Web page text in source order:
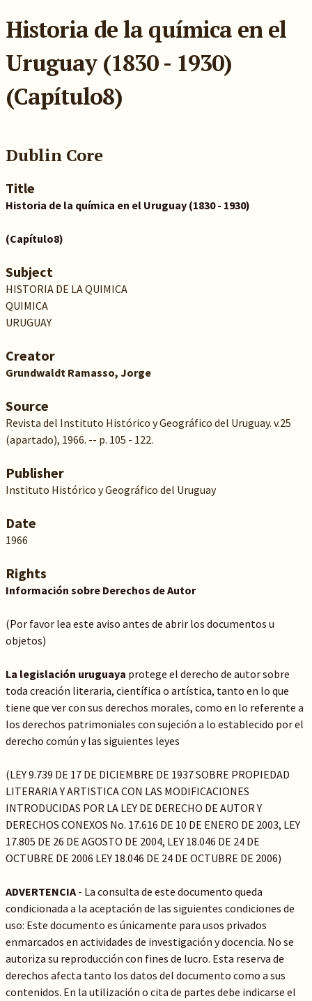
Historia de la química en el
Uruguay (1830 - 1930)
(Capítulo8)
Dublin Core
Title
Historia de la química en el Uruguay (1830 - 1930)
(Capítulo8)
Subject
HISTORIA DE LA QUIMICA
QUIMICA
URUGUAY
Creator
Grundwaldt Ramasso, Jorge
Source
Revista del Instituto Histórico y Geográfico del Uruguay. v.25
(apartado), 1966. -- p. 105 - 122.
Publisher
Instituto Histórico y Geográfico del Uruguay
Date
1966
Rights
Información sobre Derechos de Autor
(Por favor lea este aviso antes de abrir los documentos u
objetos)
La legislación uruguaya protege el derecho de autor sobre
toda creación literaria, científica o artística, tanto en lo que
tiene que ver con sus derechos morales, como en lo referente a
los derechos patrimoniales con sujeción a lo establecido por el
derecho común y las siguientes leyes
(LEY 9.739 DE 17 DE DICIEMBRE DE 1937 SOBRE PROPIEDAD
LITERARIA Y ARTISTICA CON LAS MODIFICACIONES
INTRODUCIDAS POR LA LEY DE DERECHO DE AUTOR Y
DERECHOS CONEXOS No. 17.616 DE 10 DE ENERO DE 2003, LEY
17.805 DE 26 DE AGOSTO DE 2004, LEY 18.046 DE 24 DE
OCTUBRE DE 2006 LEY 18.046 DE 24 DE OCTUBRE DE 2006)
ADVERTENCIA- La consulta de este documento queda
condicionada a la aceptación de las siguientes condiciones de
uso: Este documento es únicamente para usos privados
enmarcados en actividades de investigación y docencia. No se
autoriza su reproducción con fines de lucro. Esta reserva de
derechos afecta tanto los datos del documento como a sus
contenidos. En la utilización o cita de partes debe indicarse el